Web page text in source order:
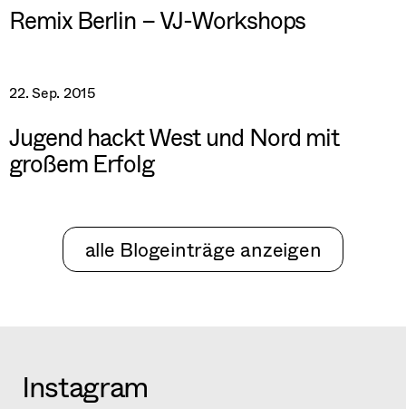
Remix Berlin – VJ-Workshops
22. Sep. 2015
Jugend hackt West und Nord mit
großem Erfolg
alle Blogeinträge anzeigen
Instagram